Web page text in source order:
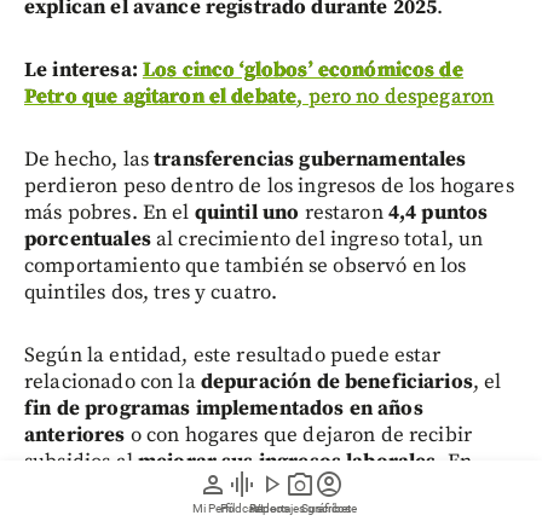
person
Mi Perfil
graphic_eq
Pódcast
play_arrow
Videos
photo_camera
Reportajes gráficos
account_circle
Suscríbete
explican el avance registrado durante 2025.
Le interesa: Los cinco ‘globos’ económicos de
Petro que agitaron el debate, pero no despegaron
De hecho, lastransferencias gubernamentales
perdieron peso dentro de los ingresos de los hogares
más pobres. En el quintil uno restaron4,4 puntos
porcentualesal crecimiento del ingreso total, un
comportamiento que también se observó en los
quintiles dos, tres y cuatro.
Según la entidad, este resultado puede estar
relacionado con ladepuración de beneficiarios, el
fin de programas implementados en años
anteriores o con hogares que dejaron de recibir
subsidios al mejorar sus ingresos laborales . En
remesasy las transferencias entre
sí aportaron al crecimiento de los ingresos